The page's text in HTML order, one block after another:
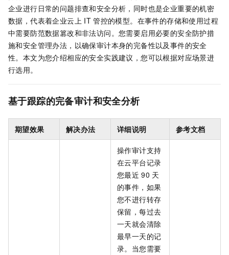
企业进行日常的问题排查和安全分析，同时也是企业重要的机密
数据，代表着企业云上 IT 管控的模型。在事件的存储和使用过程
中需要防范数据篡改和非法访问。您需要启用必要的安全防护措
施和安全管理办法，以确保审计本身的完备性以及事件的安全
性。本文为您介绍相应的安全实践建议，您可以根据对应场景进
行选用。
基于跟踪的完备审计和安全分析
期望效果 解决办法 详细说明 参考文档
操作审计支持
在云平台记录
您最近 90 天
的事件，如果
您不进行转存
保留，每过去
一天就会清除
最早一天的记
录。当您需要